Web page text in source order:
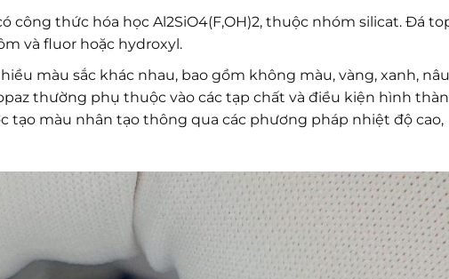
công thức hóa học Al2SiO4(F,OH)2, thuộc nhóm silicat. Đá
và fluor hoặc hydroxyl.
màu sắc khác nhau, bao gồm không màu, vàng, xanh,
thường phụ thuộc vào các tạp chất và điều kiện hình
tạo màu nhân tạo thông qua các phương pháp nhiệt độ cao,